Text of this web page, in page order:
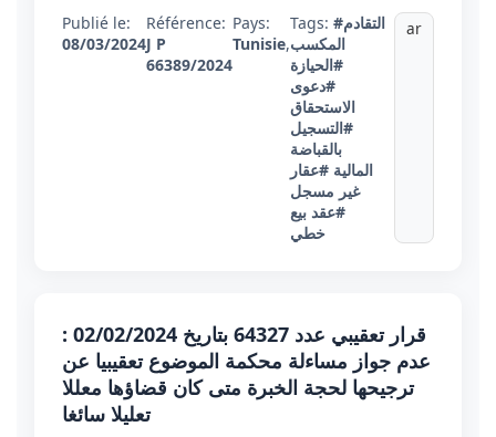
Publié le:
08/03/2024
Référence:
J P
66389/2024
Pays:
Tunisie,
Tags: #التقادم
المكسب
#الحيازة
#دعوى
الاستحقاق
#التسجيل
بالقباضة
المالية #عقار
غير مسجل
#عقد بيع
خطي
ar
قرار تعقيبي عدد 64327 بتاريخ 02/02/2024 :
عدم جواز مساءلة محكمة الموضوع تعقيبيا عن
ترجيحها لحجة الخبرة متى كان قضاؤها معللا
تعليلا سائغا